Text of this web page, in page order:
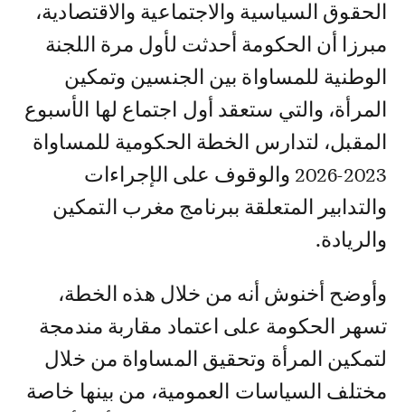
الحقوق السياسية والاجتماعية والاقتصادية،
مبرزا أن الحكومة أحدثت لأول مرة اللجنة
الوطنية للمساواة بين الجنسين وتمكين
المرأة، والتي ستعقد أول اجتماع لها الأسبوع
المقبل، لتدارس الخطة الحكومية للمساواة
2023-2026 والوقوف على الإجراءات
والتدابير المتعلقة ببرنامج مغرب التمكين
والريادة.
وأوضح أخنوش أنه من خلال هذه الخطة،
تسهر الحكومة على اعتماد مقاربة مندمجة
لتمكين المرأة وتحقيق المساواة من خلال
مختلف السياسات العمومية، من بينها خاصة